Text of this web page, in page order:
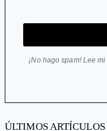
¡No hago spam! Lee mi
ÚLTIMOS ARTÍCULOS